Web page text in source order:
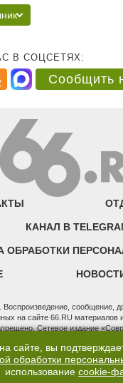
В СОЦСЕТЯХ:
Сообщить
КАНАЛ В
ОБРАБОТКИ
сообщение,
на сайте 66.RU материалов
Сетевое издание
информационных
номер ЭЛ № ФС
с ограниченной
сайте, вы
обработки
использование cookie-